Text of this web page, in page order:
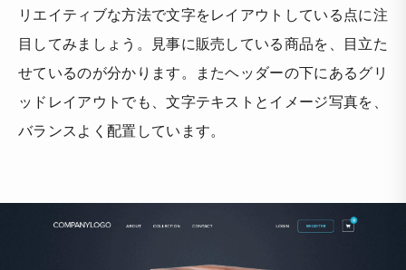
リエイティブな方法で文字をレイアウトしている点に注
目してみましょう。見事に販売している商品を、目立た
せているのが分かります。またヘッダーの下にあるグリ
ッドレイアウトでも、文字テキストとイメージ写真を、
バランスよく配置しています。